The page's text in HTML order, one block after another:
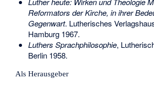
Reformators der Kirche, in ihrer
Gegenwart. Lutherisches
Hamburg 1967.
Luthers Sprachphilosophie,
Berlin 1958.
Als Herausgeber